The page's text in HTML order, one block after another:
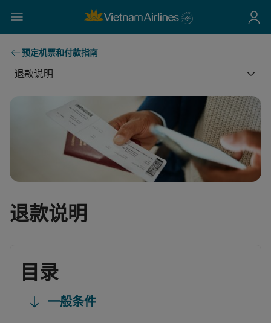
预定机票和付款指南
退款说明
退款说明
目录
一般条件